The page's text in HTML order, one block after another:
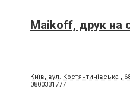
Maikoff, друк на
Київ, вул. Костянтинівська ,
0800331777